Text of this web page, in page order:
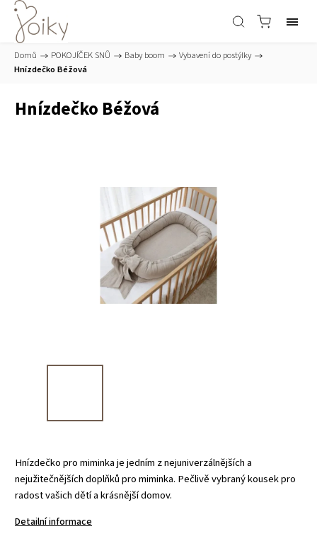
Domů / POKOJÍČEK SNŮ / Baby boom / Vybavení do postýlky /
Hnízdečko Béžová
Hnízdečko Béžová
Hnízdečko pro miminka je jedním z nejuniverzálnějších a
nejužitečnějších doplňků pro miminka. Pečlivě vybraný kousek pro
radost vašich dětí a krásnější domov.
Detailní informace